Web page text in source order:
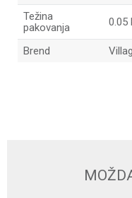
Težina
pakovanja
0.05
Brend